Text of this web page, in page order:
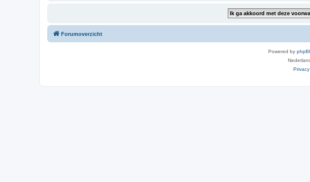
Forumoverzicht
Powered by
Privacy